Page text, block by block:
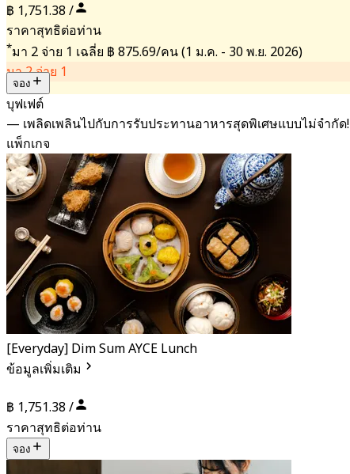
฿ 1,751.38 /
ราคาสุทธิต่อท่าน
*มา 2 จ่าย 1 เฉลี่ย ฿ 875.69/คน(1 ม.ค. - 30 พ.ย. 2026)
มา 2 จ่าย 1
จอง
บุฟเฟต์
— เพลิดเพลินไปกับการรับประทานอาหารสุดพิเศษแบบไม่จำกัด!
แพ็กเกจ
[Everyday] Dim Sum AYCE Lunch
ข้อมูลเพิ่มเติม
฿ 1,751.38 /
ราคาสุทธิต่อท่าน
จอง